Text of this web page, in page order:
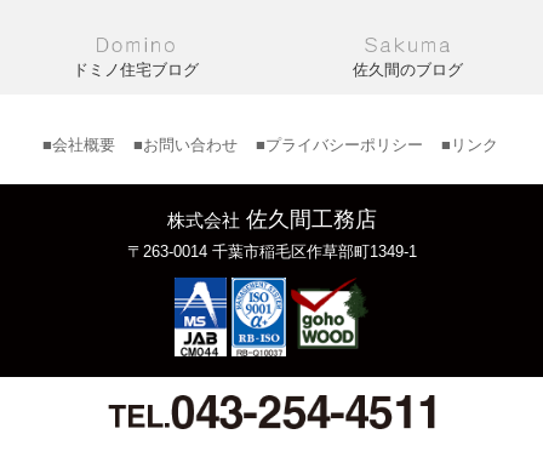
ドミノ住宅ブログ 佐久間のブログ
■会社概要 ■お問い合わせ ■プライバシーポリシー ■リンク
株式会社 佐久間工務店
〒263-0014 千葉市稲毛区作草部町1349-1